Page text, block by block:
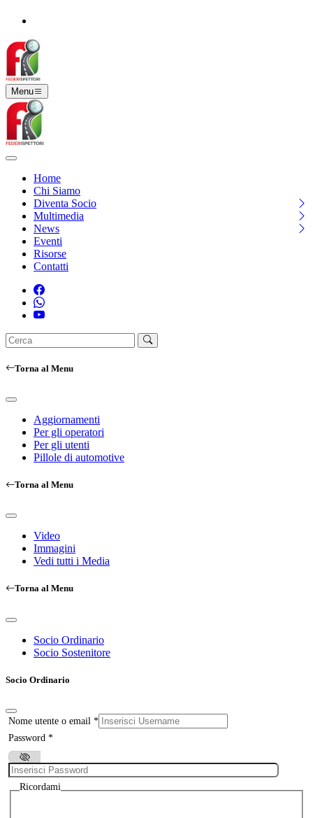
Menu
Home
Chi Siamo
Diventa Socio
Multimedia
News
Eventi
Risorse
Contatti
Torna al Menu
Aggiornamenti
Per gli operatori
Per gli utenti
Pillole di automotive
Torna al Menu
Video
Immagini
Vedi tutti i Media
Torna al Menu
Socio Ordinario
Socio Sostenitore
Socio Ordinario
Nome utente o email *
Password *
Ricordami